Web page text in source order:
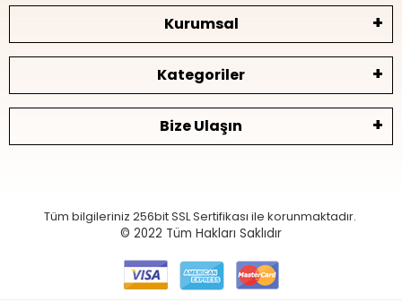
Kurumsal
Kategoriler
Bize Ulaşın
Tüm bilgileriniz 256bit SSL Sertifikası ile korunmaktadır.
© 2022 Tüm Hakları Saklıdır